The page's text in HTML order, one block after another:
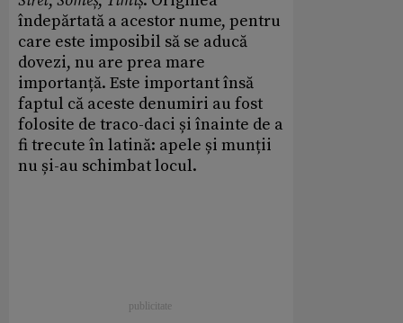
îndepărtată a acestor nume, pentru
care este imposibil să se aducă
dovezi, nu are prea mare
importanță. Este important însă
faptul că aceste denumiri au fost
folosite de traco-daci și înainte de a
fi trecute în latină: apele și munții
nu și-au schimbat locul.